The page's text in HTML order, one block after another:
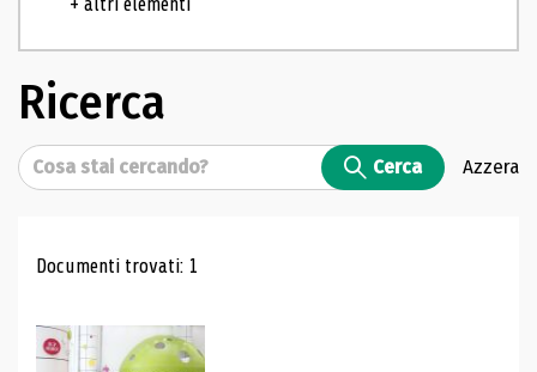
+ altri elementi
Ricerca
Cerca Cerca Azzera
Risultati di ricerca
Documenti trovati: 1